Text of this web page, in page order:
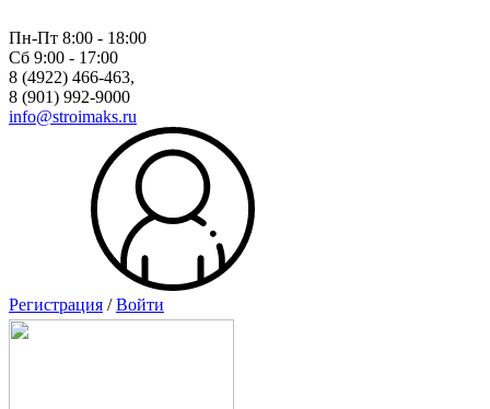
Пн-Пт 8:00 - 18:00
Сб 9:00 - 17:00
8 (4922) 466-463,
8 (901) 992-9000
info@stroimaks.ru
Регистрация /Войти